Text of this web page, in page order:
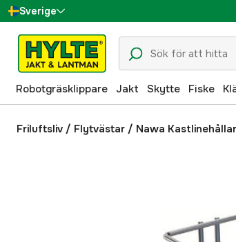
Sverige
Danmark
Suomi
Norge
Deutschland
Robotgräsklippare Jakt Skytte Fiske
Friluftsliv / Flytvästar / Nawa